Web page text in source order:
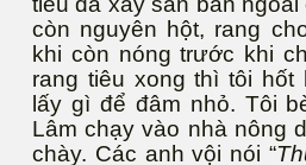
còn nguyên hột, rang
khi còn nóng trước khi
rang tiêu xong thì tôi hốt
lấy gì để đâm nhỏ. Tôi
Lâm chạy vào nhà nông
chày. Các anh vội nói “